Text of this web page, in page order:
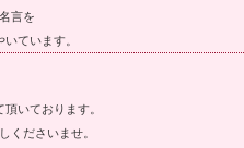
言を
ています。
いております。
くださいませ。